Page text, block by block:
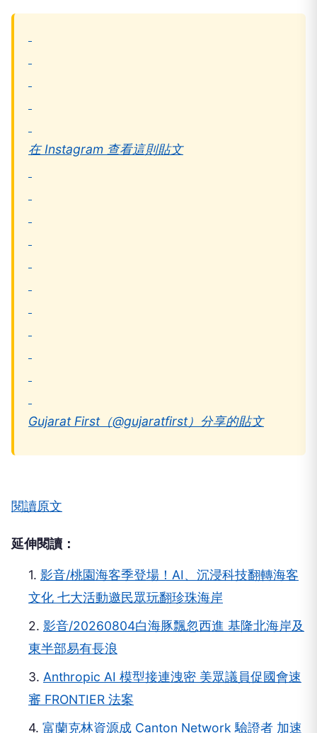
在 Instagram 查看這則貼文
Gujarat First（@gujaratfirst）分享的貼文
閱讀原文
延伸閱讀：
1. 影音/桃園海客季登場！AI、沉浸科技翻轉海客
文化 七大活動邀民眾玩翻珍珠海岸
2. 影音/20260804白海豚飄忽西進 基隆北海岸及
東半部易有長浪
3. Anthropic AI 模型接連洩密 美眾議員促國會速
審 FRONTIER 法案
4. 富蘭克林資源成 Canton Network 驗證者 加速